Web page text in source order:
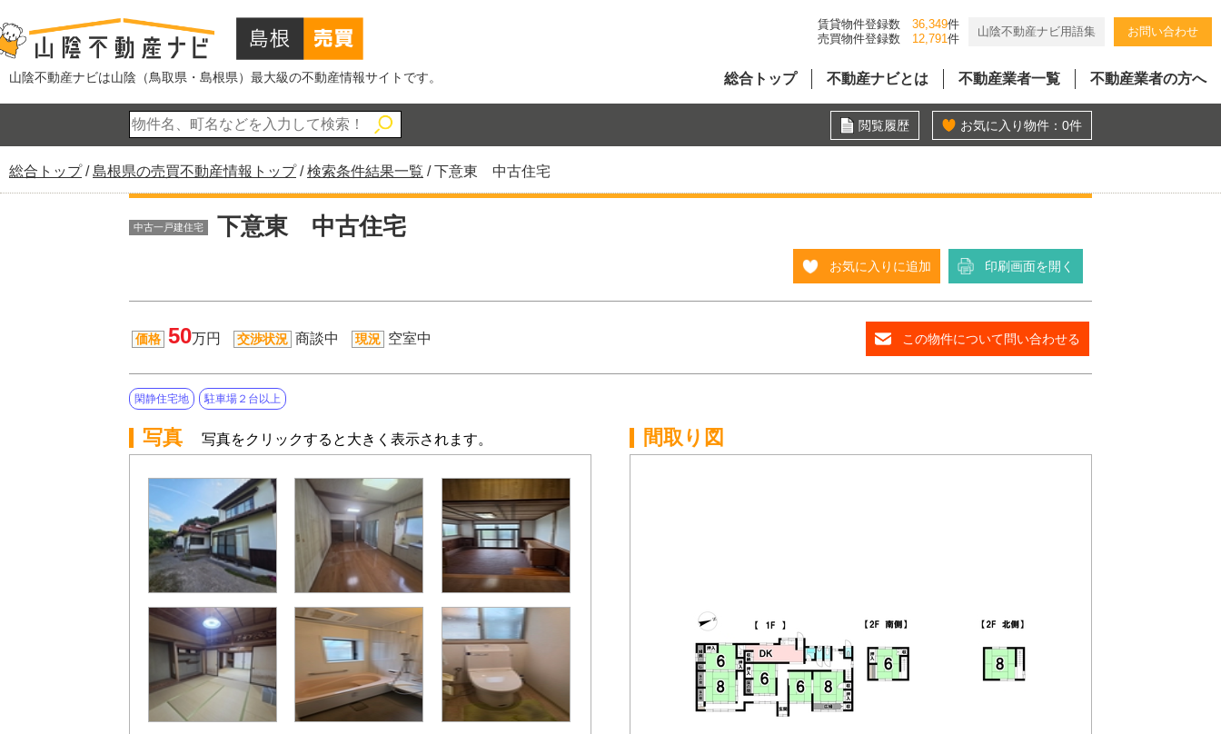
山陰不動産ナビは山陰（鳥取県・島根県）最大級の不動産情報サイトです。
賃貸物件登録数 36,349件
売買物件登録数
12,791件
山陰不動産ナビ用語集 お問い合わせ
総合トップ 不動産ナビとは 不動産業者一覧 不動産業者の方へ
閲覧履歴 お気に入り物件： 0件
現
在
総合トップ/島根県の売買不動産情報トップ/検索条件結果一覧 /下意東 中古住宅
中古一戸建住宅 下意東 中古住宅
お気に入りに追加 印刷画面を開く
価格 50万円 交渉状況 商談中 現況 空室中 この物件について問い合わせる
閑静住宅地 駐車場２台以上
写真 写真をクリックすると大きく表示されます。 間取り図